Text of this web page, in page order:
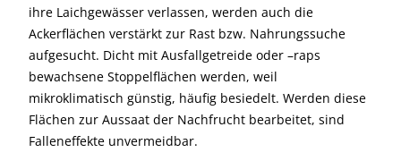
ihre Laichgewässer verlassen, werden auch die
Ackerflächen verstärkt zur Rast bzw. Nahrungssuche
aufgesucht. Dicht mit Ausfallgetreide oder –raps
bewachsene Stoppelflächen werden, weil
mikroklimatisch günstig, häufig besiedelt. Werden diese
Flächen zur Aussaat der Nachfrucht bearbeitet, sind
Falleneffekte unvermeidbar.